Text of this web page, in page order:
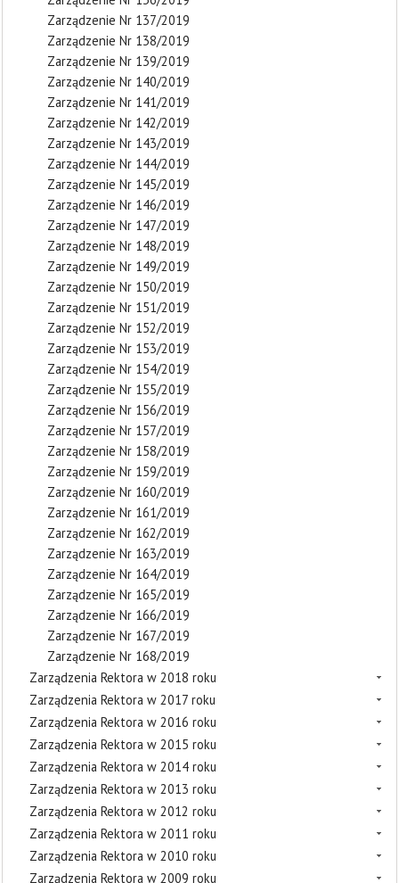
Zarządzenie Nr 137/2019
Zarządzenie Nr 138/2019
Zarządzenie Nr 139/2019
Zarządzenie Nr 140/2019
Zarządzenie Nr 141/2019
Zarządzenie Nr 142/2019
Zarządzenie Nr 143/2019
Zarządzenie Nr 144/2019
Zarządzenie Nr 145/2019
Zarządzenie Nr 146/2019
Zarządzenie Nr 147/2019
Zarządzenie Nr 148/2019
Zarządzenie Nr 149/2019
Zarządzenie Nr 150/2019
Zarządzenie Nr 151/2019
Zarządzenie Nr 152/2019
Zarządzenie Nr 153/2019
Zarządzenie Nr 154/2019
Zarządzenie Nr 155/2019
Zarządzenie Nr 156/2019
Zarządzenie Nr 157/2019
Zarządzenie Nr 158/2019
Zarządzenie Nr 159/2019
Zarządzenie Nr 160/2019
Zarządzenie Nr 161/2019
Zarządzenie Nr 162/2019
Zarządzenie Nr 163/2019
Zarządzenie Nr 164/2019
Zarządzenie Nr 165/2019
Zarządzenie Nr 166/2019
Zarządzenie Nr 167/2019
Zarządzenie Nr 168/2019
Zarządzenia Rektora w 2018 roku
Zarządzenia Rektora w 2017 roku
Zarządzenia Rektora w 2016 roku
Zarządzenia Rektora w 2015 roku
Zarządzenia Rektora w 2014 roku
Zarządzenia Rektora w 2013 roku
Zarządzenia Rektora w 2012 roku
Zarządzenia Rektora w 2011 roku
Zarządzenia Rektora w 2010 roku
Zarządzenia Rektora w 2009 roku